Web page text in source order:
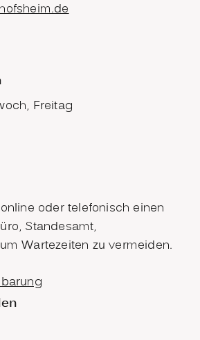
Freitag
oder telefonisch einen
Standesamt,
Wartezeiten zu vermeiden.